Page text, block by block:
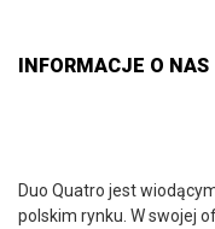
INFORMACJE O NAS
Duo Quatro jest
polskim rynku. W swojej